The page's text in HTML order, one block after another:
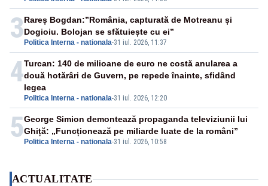
3 Politica Interna - nationala-31 iul. 2026, 11:37
Rareș Bogdan:”România, capturată de Motreanu și
Dogioiu. Bolojan se sfătuiește cu ei”
4
Politica Interna - nationala-31 iul. 2026, 12:20
Turcan: 140 de milioane de euro ne costă anularea a
două hotărâri de Guvern, pe repede înainte, sfidând
legea
5 Politica Interna - nationala-31 iul. 2026, 10:58
George Simion demontează propaganda televiziunii lui
Ghiță: „Funcționează pe miliarde luate de la români”
ACTUALITATE